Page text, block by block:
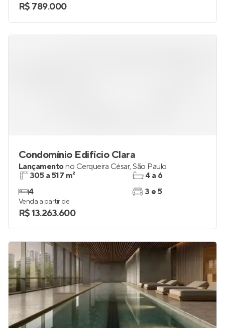
R$ 789.000
Condomínio Edifício Clara
Lançamentono Cerqueira César,São Paulo
305 a 517 m²
4
4 a 6
3 e 5
Venda a partir de
R$ 13.263.600